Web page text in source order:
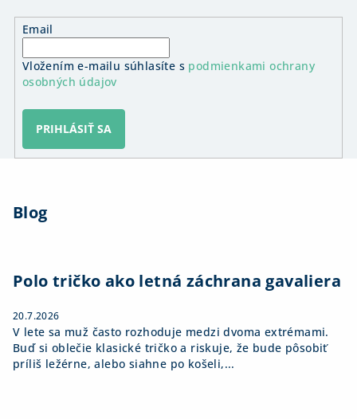
y
s
Email
Vložením e-mailu súhlasíte s podmienkami ochrany
osobných údajov
PRIHLÁSIŤ SA
Blog
Polo tričko ako letná záchrana gavaliera
20.7.2026
V lete sa muž často rozhoduje medzi dvoma extrémami.
Buď si oblečie klasické tričko a riskuje, že bude pôsobiť
príliš ležérne, alebo siahne po košeli,...